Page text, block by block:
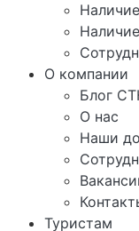
О компании
Блог
О нас
Наши
Туристам